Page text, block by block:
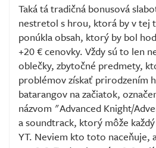
Taká tá tradičná bonusová
nestretol s hrou, ktorá by v tej
ponúkla obsah, ktorý by bol
+20 € cenovky. Vždy sú to len
oblečky, zbytočné predmety,
problémov získať prirodzením
batarangov na začiatok,
názvom "Advanced Knight/
a soundtrack, ktorý môže
YT. Neviem kto toto naceňuje,